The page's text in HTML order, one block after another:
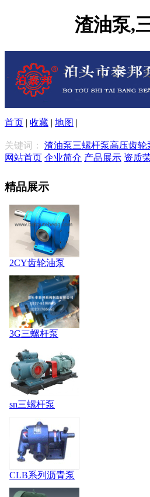
渣油泵,
首页 | 收藏 | 地图 |
关键词： 渣油泵三螺杆泵高压齿轮
网站首页 企业简介 产品展示 资质
精品展示
2CY齿轮油泵
3G三螺杆泵
sn三螺杆泵
CLB系列沥青泵